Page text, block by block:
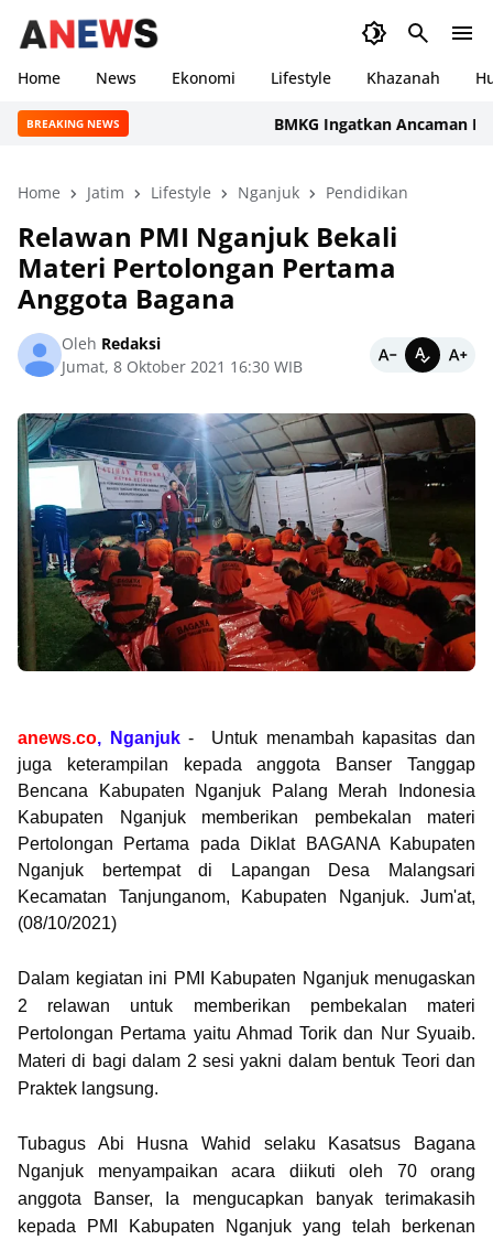
Home News Ekonomi Lifestyle Khazanah
BREAKING NEWS BMKG Ingatkan Ancaman
Home Jatim Lifestyle Nganjuk Pendidikan
Relawan PMI Nganjuk Bekali
Materi Pertolongan Pertama
Anggota Bagana
Oleh Redaksi
Jumat, 8 Oktober 2021 16:30 WIB
anews.co, Nganjuk- Untuk menambah kapasitas dan
juga keterampilan kepada anggota Banser Tanggap
Bencana Kabupaten Nganjuk Palang Merah Indonesia
Kabupaten Nganjuk memberikan pembekalan materi
Pertolongan Pertama pada Diklat BAGANA Kabupaten
Nganjuk bertempat di Lapangan Desa Malangsari
Kecamatan Tanjunganom, Kabupaten Nganjuk. Jum'at,
(08/10/2021)
Dalam kegiatan ini PMI Kabupaten Nganjuk menugaskan
2 relawan untuk memberikan pembekalan materi
Pertolongan Pertama yaitu Ahmad Torik dan Nur Syuaib.
Materi di bagi dalam 2 sesi yakni dalam bentuk Teori dan
Praktek langsung.
Tubagus Abi Husna Wahid selaku Kasatsus Bagana
Nganjuk menyampaikan acara diikuti oleh 70 orang
anggota Banser, Ia mengucapkan banyak terimakasih
kepada PMI Kabupaten Nganjuk yang telah berkenan